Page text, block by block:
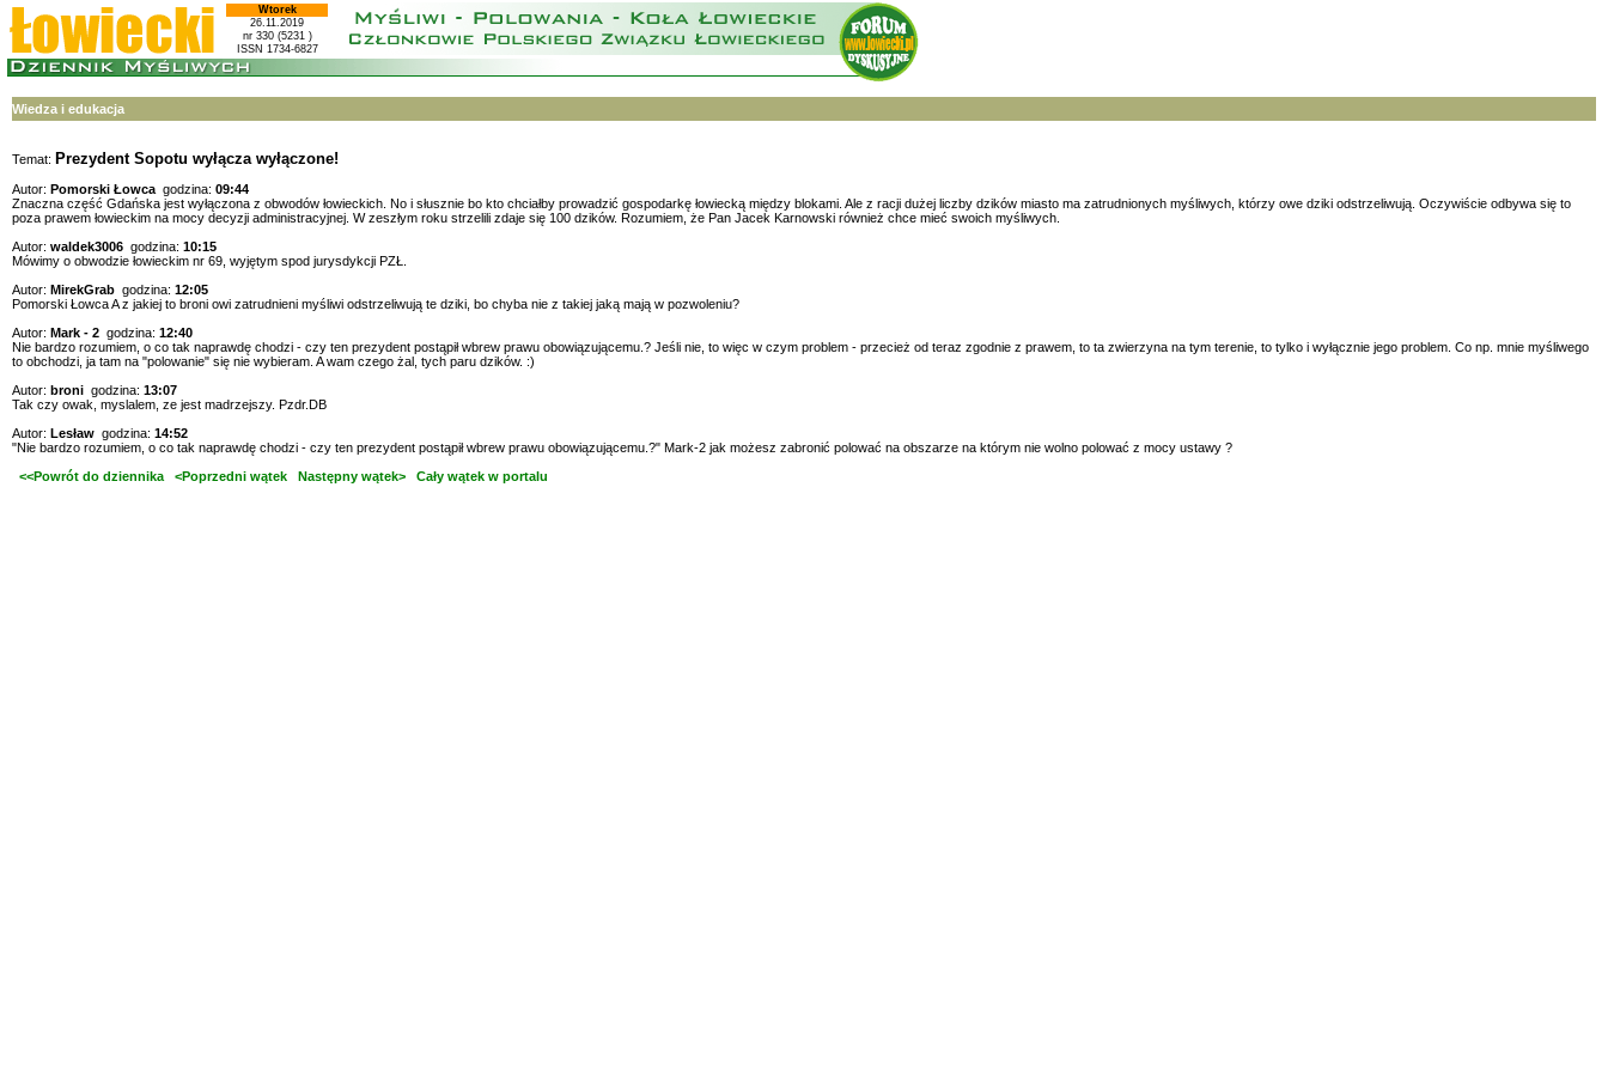
Wtorek
26.11.2019
nr 330 (5231 )
ISSN 1734-6827
Wiedza i edukacja
Temat: Prezydent Sopotu wyłącza wyłączone!
Autor: Pomorski Łowca godzina: 09:44
Znaczna część Gdańska jest wyłączona z obwodów łowieckich. No i słusznie bo kto chciałby prowadzić gospodarkę łowiecką między blokami. Ale z racji dużej liczby dzików miasto ma zatrudnionych myśliwych, którzy owe dziki odstrzeliwują. Oczywiście odbywa się to
poza prawem łowieckim na mocy decyzji administracyjnej. W zeszłym roku strzelili zdaje się 100 dzików. Rozumiem, że Pan Jacek Karnowski również chce mieć swoich myśliwych.
Autor: waldek3006 godzina: 10:15
Mówimy o obwodzie łowieckim nr 69, wyjętym spod jurysdykcji PZŁ.
Autor: MirekGrab godzina: 12:05
Pomorski Łowca A z jakiej to broni owi zatrudnieni myśliwi odstrzeliwują te dziki, bo chyba nie z takiej jaką mają w pozwoleniu?
Autor: Mark - 2 godzina: 12:40
Nie bardzo rozumiem, o co tak naprawdę chodzi - czy ten prezydent postąpił wbrew prawu obowiązującemu.? Jeśli nie, to więc w czym problem - przecież od teraz zgodnie z prawem, to ta zwierzyna na tym terenie, to tylko i wyłącznie jego problem. Co np. mnie myśliwego
to obchodzi, ja tam na "polowanie" się nie wybieram. A wam czego żal, tych paru dzików. :)
Autor: broni godzina: 13:07
Tak czy owak, myslalem, ze jest madrzejszy. Pzdr.DB
Autor: Lesław godzina: 14:52
"Nie bardzo rozumiem, o co tak naprawdę chodzi - czy ten prezydent postąpił wbrew prawu obowiązującemu.?" Mark-2 jak możesz zabronić polować na obszarze na którym nie wolno polować z mocy ustawy ?
<<Powrót do dziennika
<Poprzedni wątek Następny wątek> Cały wątek w portalu